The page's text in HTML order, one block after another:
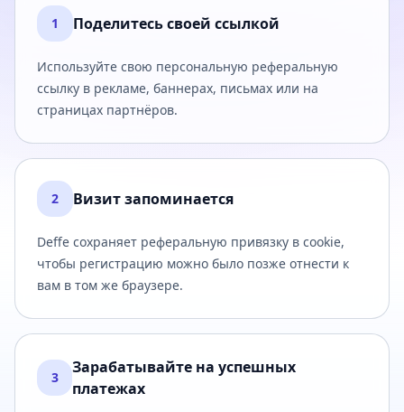
1 Поделитесь своей ссылкой
Используйте свою персональную реферальную
ссылку в рекламе, баннерах, письмах или на
страницах партнёров.
2 Визит запоминается
Deffe сохраняет реферальную привязку в cookie,
чтобы регистрацию можно было позже отнести к
вам в том же браузере.
3
Зарабатывайте на успешных
платежах